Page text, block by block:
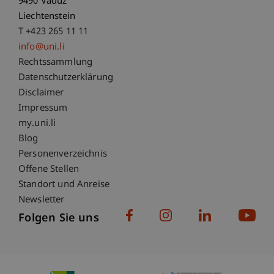
Liechtenstein
T +423 265 11 11
info@uni.li
Fußzeile Rechtliche Hinweise
Rechtssammlung
Datenschutzerklärung
Disclaimer
Impressum
Fußzeile Subdomain-Verzeichnis
my.uni.li
Blog
Personenverzeichnis
Offene Stellen
Standort und Anreise
Newsletter
Folgen Sie uns